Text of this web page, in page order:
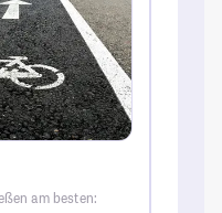
am besten: